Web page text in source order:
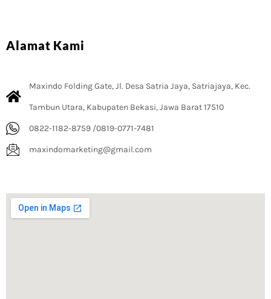
Alamat Kami
Maxindo Folding Gate, Jl. Desa Satria Jaya, Satriajaya, Kec.
Tambun Utara, Kabupaten Bekasi, Jawa Barat 17510
0822-1182-8759 /0819-0771-7481
maxindomarketing@gmail.com